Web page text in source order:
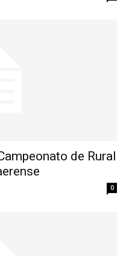
de Rural
0